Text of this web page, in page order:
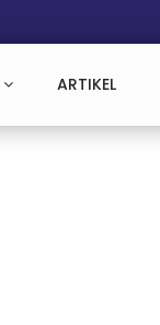
ARTIKEL